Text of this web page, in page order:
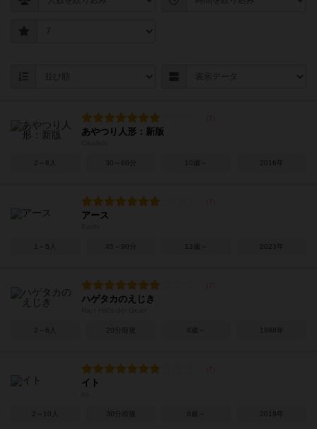
あやつり人形：新版
2～8人 30～60分 10歳～ 2016年
アース
1～5人 45～90分 13歳～ 2023年
ハゲタカのえじき
2～6人 20分前後 8歳～ 1988年
イト
2～10人 30分前後 8歳～ 2019年